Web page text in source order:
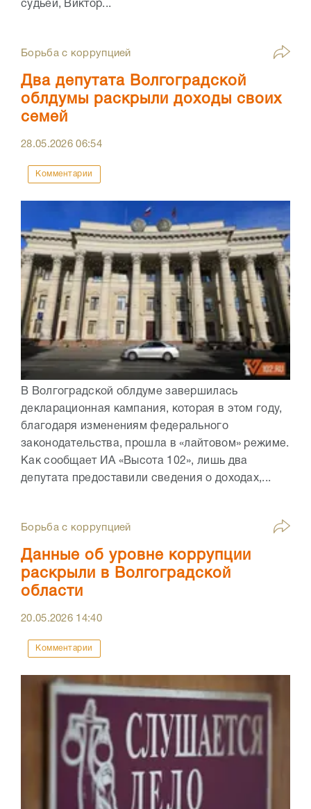
судьей, Виктор...
Борьба с коррупцией
Два депутата Волгоградской
облдумы раскрыли доходы своих
семей
28.05.202606:54
Комментарии
В Волгоградской облдуме завершилась
декларационная кампания, которая в этом году,
благодаря изменениям федерального
законодательства, прошла в «лайтовом» режиме.
Как сообщает ИА «Высота 102», лишь два
депутата предоставили сведения о доходах,...
Борьба с коррупцией
Данные об уровне коррупции
раскрыли в Волгоградской
области
20.05.2026 14:40
Комментарии